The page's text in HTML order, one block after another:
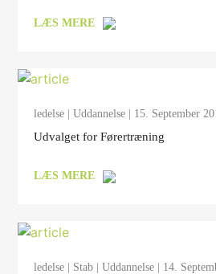
LÆS MERE
ledelse |Uddannelse | 15. September
Udvalget for Førertræning
LÆS MERE
ledelse Stab |Uddannelse | 14.